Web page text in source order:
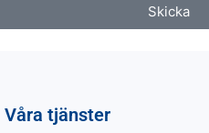
Skicka
Våra tjänster